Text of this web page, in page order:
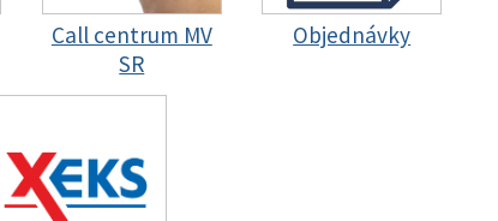
Call centrum MV
SR
Objednávky